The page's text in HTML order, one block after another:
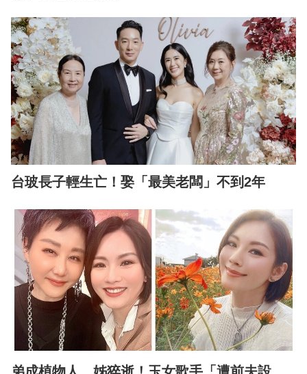
台玻長子輕生亡！娶「最美老闆」不到2年